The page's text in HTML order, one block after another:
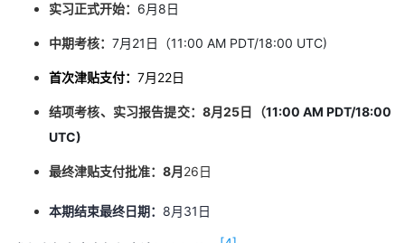
实习正式开始： 6月8日
中期考核： 7月21日（11:00 AM PDT/18:00 UTC)
首次津贴支付： 7月22日
结项考核、实习报告提交：8月25日（11:00 AM PDT/18:00
UTC)
最终津贴支付批准：8月26日
本期结束最终日期： 8月31日